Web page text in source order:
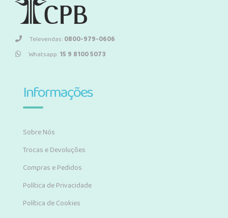
Televendas:0800-979-0606
Whatsapp:15 9 8100 5073
Informações
Sobre Nós
Trocas e Devoluções
Compras e Pedidos
Política de Privacidade
Política de Cookies